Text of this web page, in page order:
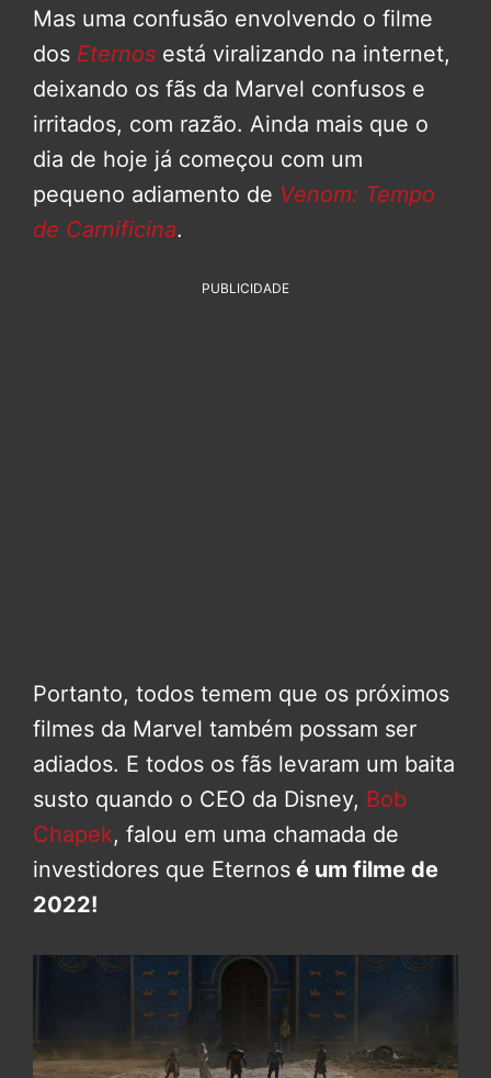
Mas uma confusão envolvendo o filme
dos Eternos está viralizando na internet,
deixando os fãs da Marvel confusos e
irritados, com razão. Ainda mais que o
dia de hoje já começou com um
pequeno adiamento de Venom: Tempo
de Carnificina.
PUBLICIDADE
Portanto, todos temem que os próximos
filmes da Marvel também possam ser
adiados. E todos os fãs levaram um baita
susto quando o CEO da Disney, Bob
Chapek, falou em uma chamada de
investidores que Eternos é um filme de
2022!